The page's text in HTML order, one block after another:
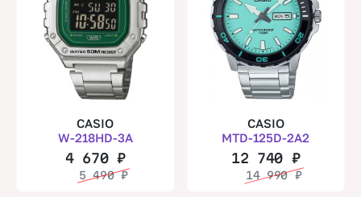
CASIO
W-218HD-3A
4 670 ₽
5 490₽
CASIO
MTD-125D-2A2
12 740 ₽
14 990₽